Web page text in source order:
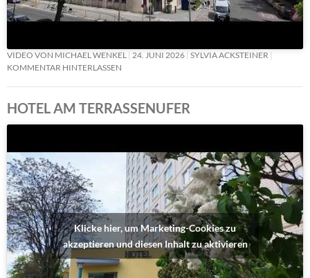
VIDEO VON MICHAEL WENKEL 24. JUNI 2026 SYLVIA ACKSTEINER
KOMMENTAR HINTERLASSEN
HOTEL AM TERRASSENUFER
Klicke hier, um Marketing-Cookies zu
akzeptieren und diesen Inhalt zu aktivieren